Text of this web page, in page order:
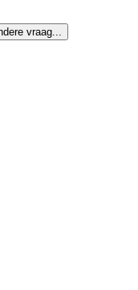
vraag...